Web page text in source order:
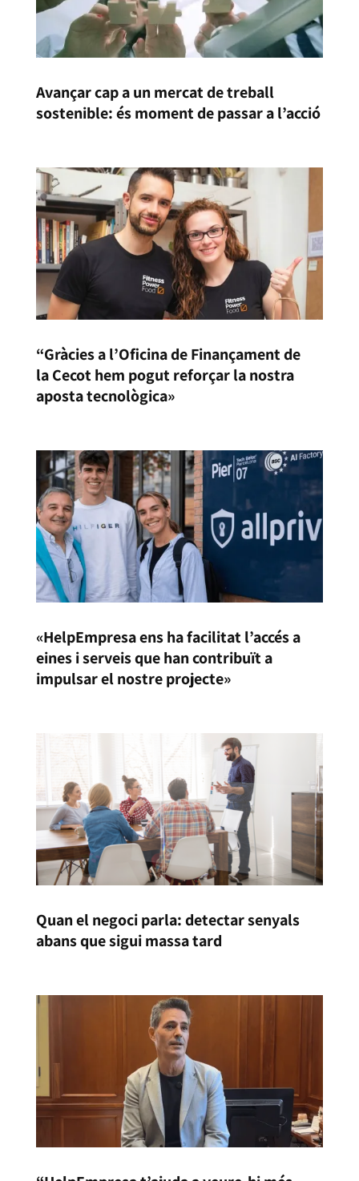
Avançar cap a un mercat de treball
sostenible: és moment de passar a l’acció
“Gràcies a l’Oficina de Finançament de
la Cecot hem pogut reforçar la nostra
aposta tecnològica»
«HelpEmpresa ens ha facilitat l’accés a
eines i serveis que han contribuït a
impulsar el nostre projecte»
Quan el negoci parla: detectar senyals
abans que sigui massa tard